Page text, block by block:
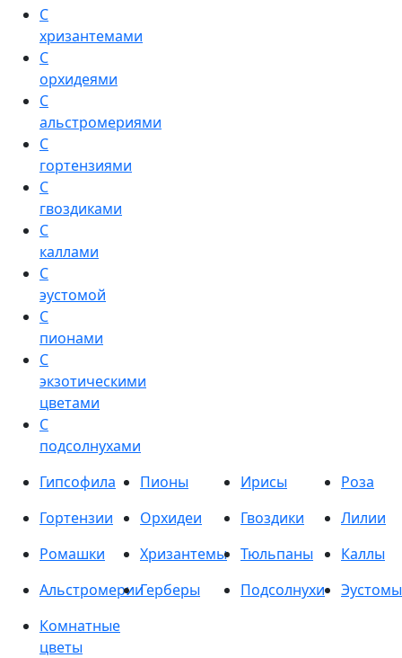
С
хризантемами
С
орхидеями
С
альстромериями
С
гортензиями
С
гвоздиками
С
каллами
С
эустомой
С
пионами
С
экзотическими
цветами
С
подсолнухами
Гипсофила
Пионы Ирисы
Роза
Гортензии
Орхидеи Гвоздики
Лилии
Ромашки
Хризантемы Тюльпаны
Каллы
АльстромерииГерберы Подсолнухи
Эустомы
Комнатные
цветы